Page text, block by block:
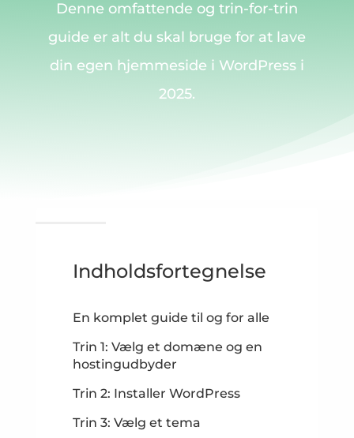
Denne omfattende og trin-for-trin
guide er alt du skal bruge for at lave
din egen hjemmeside i WordPress i
2025.
Indholdsfortegnelse
En komplet guide til og for alle
Trin 1: Vælg et domæne og en
hostingudbyder
Trin 2: Installer WordPress
Trin 3: Vælg et tema